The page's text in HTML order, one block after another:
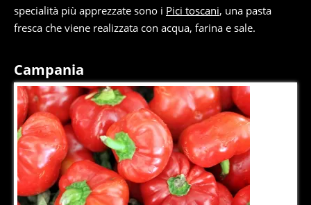
specialità più apprezzate sono i Pici toscani, una pasta
fresca che viene realizzata con acqua, farina e sale.
Campania